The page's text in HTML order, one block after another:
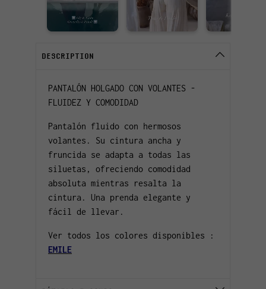
DESCRIPTION
PANTALÓN HOLGADO CON VOLANTES -
FLUIDEZ Y COMODIDAD
Pantalón fluido con hermosos
volantes. Su cintura ancha y
fruncida se adapta a todas las
siluetas, ofreciendo comodidad
absoluta mientras resalta la
cintura. Una prenda elegante y
fácil de llevar.
Ver todos los colores disponibles :
EMILE